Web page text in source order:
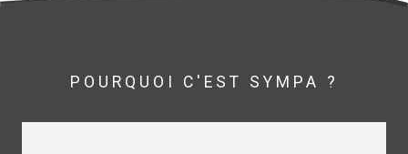
POURQUOI C'EST SYMPA ?